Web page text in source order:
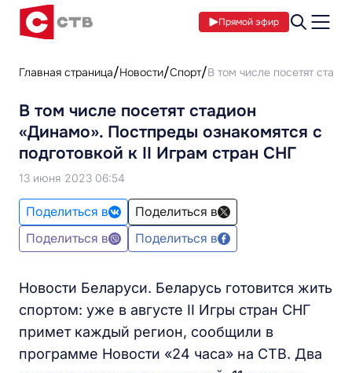
Прямой эфир
Главная страница Новости Спорт В том числе посетят
В том числе посетят стадион
«Динамо». Постпреды ознакомятся с
подготовкой к II Играм стран СНГ
13 июня 2023 06:54
Поделиться в
Поделиться в
Поделиться в
Поделиться в
Новости Беларуси. Беларусь готовится жить
спортом: уже в августе II Игры стран СНГ
примет каждый регион, сообщили в
программе Новости «24 часа» на СТВ. Два